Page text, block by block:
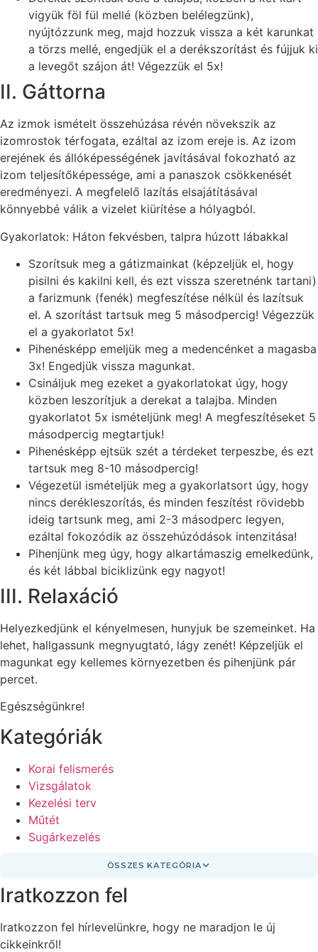
vigyük föl fül mellé (közben belélegzünk),
nyújtózzunk meg, majd hozzuk vissza a két karunkat
a törzs mellé, engedjük el a derékszorítást és fújjuk ki
a levegőt szájon át! Végezzük el 5x!
II. Gáttorna
Az izmok ismételt összehúzása révén növekszik az
izomrostok térfogata, ezáltal az izom ereje is. Az izom
erejének és állóképességének javításával fokozható az
izom teljesítőképessége, ami a panaszok csökkenését
eredményezi. A megfelelő lazítás elsajátításával
könnyebbé válik a vizelet kiürítése a hólyagból.
Gyakorlatok: Háton fekvésben, talpra húzott lábakkal
Szorítsuk meg a gátizmainkat (képzeljük el, hogy
pisilni és kakilni kell, és ezt vissza szeretnénk tartani)
a farizmunk (fenék) megfeszítése nélkül és lazítsuk
el. A szorítást tartsuk meg 5 másodpercig! Végezzük
el a gyakorlatot 5x!
Pihenésképp emeljük meg a medencénket a magasba
3x! Engedjük vissza magunkat.
Csináljuk meg ezeket a gyakorlatokat úgy, hogy
közben leszorítjuk a derekat a talajba. Minden
gyakorlatot 5x ismételjünk meg! A megfeszítéseket 5
másodpercig megtartjuk!
Pihenésképp ejtsük szét a térdeket terpeszbe, és ezt
tartsuk meg 8-10 másodpercig!
Végezetül ismételjük meg a gyakorlatsort úgy, hogy
nincs derékleszorítás, és minden feszítést rövidebb
ideig tartsunk meg, ami 2-3 másodperc legyen,
ezáltal fokozódik az összehúzódások intenzitása!
Pihenjünk meg úgy, hogy alkartámaszig emelkedünk,
és két lábbal biciklizünk egy nagyot!
III. Relaxáció
Helyezkedjünk el kényelmesen, hunyjuk be szemeinket. Ha
lehet, hallgassunk megnyugtató, lágy zenét! Képzeljük el
magunkat egy kellemes környezetben és pihenjünk pár
percet.
Egészségünkre!
Kategóriák
Korai felismerés
Vizsgálatok
Kezelési terv
Műtét
Sugárkezelés
ÖSSZES KATEGÓRIA
Iratkozzon fel
Iratkozzon fel hírlevelünkre, hogy ne maradjon le új
cikkeinkről!